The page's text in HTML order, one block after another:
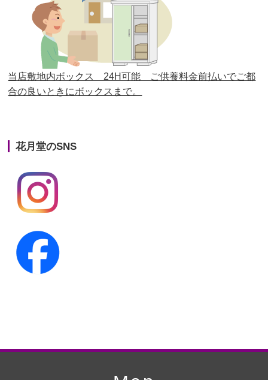
第25回人形供養祭 平成28年6月16日(木)
第24回人形供養祭 平成27年11月27日
第23回人形供養祭平成26年12月5日
第22回人形供養祭平成26年4月28日
第20回人形供養祭
第19回人形供養祭
第18回人形供養祭
第16回人形供養祭
第15回人形供養祭
第12回人形供養祭平成22年3月9日
平成21年12月4日
当店敷地内ボックス 24H可能 ご供養料金前払いでご都
合の良いときにボックスまで。
花月堂のSNS